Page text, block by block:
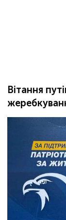
Вітання